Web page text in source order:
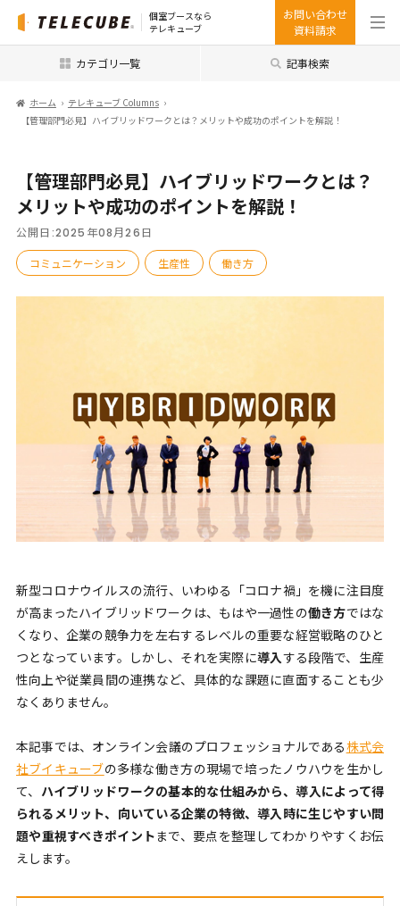
個室ブースなら
テレキューブ
お問い合わせ
資料請求
カテゴリ一覧 記事検索
ホーム
テレキューブ Columns
【管理部門必見】ハイブリッドワークとは？メリットや成功のポイントを解説！
【管理部門必見】ハイブリッドワークとは？
メリットや成功のポイントを解説！
公開日:2025年08月26日
コミュニケーション
生産性 働き方
新型コロナウイルスの流行、いわゆる「コロナ禍」を機に注目度
が高まったハイブリッドワークは、もはや一過性の働き方ではな
くなり、企業の競争力を左右するレベルの重要な経営戦略のひと
つとなっています。しかし、それを実際に導入する段階で、生産
性向上や従業員間の連携など、具体的な課題に直面することも少
なくありません。
本記事では、オンライン会議のプロフェッショナルである株式会
社ブイキューブの多様な働き方の現場で培ったノウハウを生かし
て、 ハイブリッドワークの基本的な仕組みから、導入によって得
られるメリット、向いている企業の特徴、導入時に生じやすい問
題や重視すべきポイントまで、要点を整理してわかりやすくお伝
えします。